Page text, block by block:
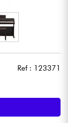
Ref : 123371